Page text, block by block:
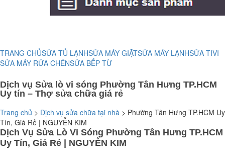
TRANG CHỦSỬA TỦ LẠNHSỬA MÁY GIẶTSỬA MÁY LẠNHSỬA TIVI
SỬA MÁY RỬA CHÉNSỬA BẾP TỪ
Dịch vụ Sửa lò vi sóng Phường Tân Hưng TP.HCM
Uy tín – Thợ sửa chữa giá rẻ
Trang chủ > Dịch vụ sửa chữa tại nhà > Phường Tân Hưng TP.HCM Uy
Tín, Giá Rẻ | NGUYỄN KIM
Dịch Vụ Sửa Lò Vi Sóng Phường Tân Hưng TP.HCM
Uy Tín, Giá Rẻ | NGUYỄN KIM